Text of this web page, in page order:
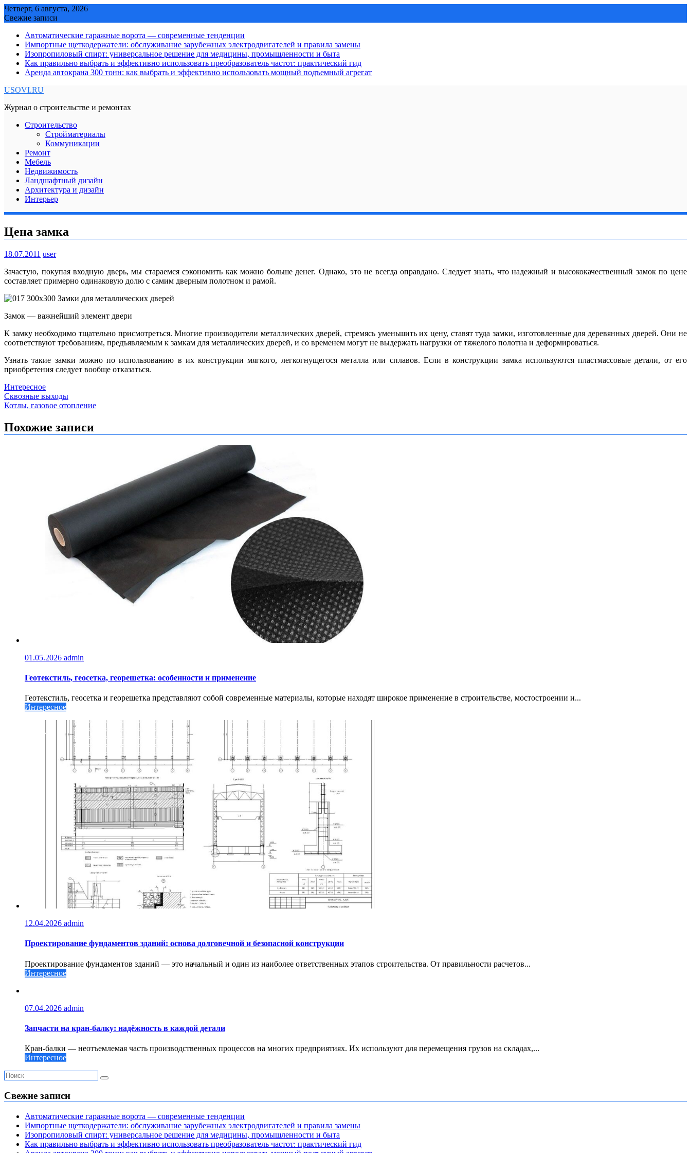
Skip
to
Четверг, 6 августа, 2026
Свежие записи
Автоматические гаражные ворота — современные тенденции
Импортные щеткодержатели: обслуживание зарубежных электродвигателей и правила замены
Изопропиловый спирт: универсальное решение для медицины, промышленности и быта
Как правильно выбрать и эффективно использовать преобразователь частот: практический гид
Аренда автокрана 300 тонн: как выбрать и эффективно использовать мощный подъемный агрегат
USOVI.RU
Журнал о строительстве и ремонтах
Строительство
Стройматериалы
Коммуникации
Ремонт
Мебель
Недвижимость
Ландшафтный дизайн
Архитектура и дизайн
Интерьер
Цена замка
18.07.2011 user
Зачастую, покупая входную дверь, мы стараемся сэкономить как можно больше денег. Однако, это не всегда оправдано. Следует знать, что надежный и высококачественный замок по цене
составляет примерно одинаковую долю с самим дверным полотном и рамой.
Замок — важнейший элемент двери
К замку необходимо тщательно присмотреться. Многие производители металлических дверей, стремясь уменьшить их цену, ставят туда замки, изготовленные для деревянных дверей.Они не
соответствуют требованиям, предъявляемым к замкам для металлических дверей, и со временем могут не выдержать нагрузки от тяжелого полотна и деформироваться.
Узнать такие замки можно по использованию в их конструкции мягкого, легкогнущегося металла или сплавов. Если в конструкции замка используются пластмассовые детали, от его
приобретения следует вообще отказаться.
Интересное
Навигация
по
записям
Сквозные выходы
Котлы, газовое отопление
Похожие записи
01.05.2026 admin
Геотекстиль, геосетка, георешетка: особенности и применение
Геотекстиль, геосетка и георешетка представляют собой современные материалы, которые находят широкое применение в строительстве, мостостроении и...
Интересное
12.04.2026 admin
Проектирование фундаментов зданий: основа долговечной и безопасной конструкции
Проектирование фундаментов зданий — это начальный и один из наиболее ответственных этапов строительства. От правильности расчетов...
Интересное
07.04.2026 admin
Запчасти на кран-балку: надёжность в каждой детали
Кран-балки — неотъемлемая часть производственных процессов на многих предприятиях. Их используют для перемещения грузов на складах,...
Интересное
Свежие записи
Автоматические гаражные ворота — современные тенденции
Импортные щеткодержатели: обслуживание зарубежных электродвигателей и правила замены
Изопропиловый спирт: универсальное решение для медицины, промышленности и быта
Как правильно выбрать и эффективно использовать преобразователь частот: практический гид